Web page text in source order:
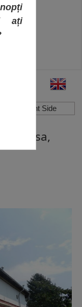
Hide Right Side
ați